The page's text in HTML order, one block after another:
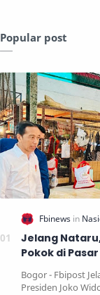
Popular post
Jelang
Pokok di
Bogor - Fbipost
Presiden Joko